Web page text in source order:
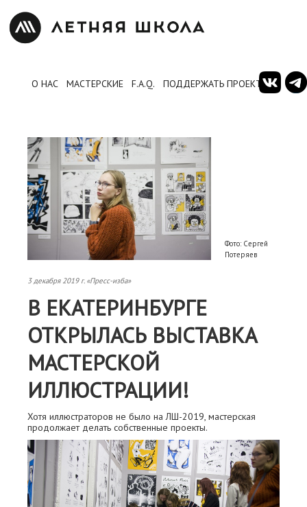
О НАС МАСТЕРСКИЕ F.A.Q. ПОДДЕРЖАТЬ ПРОЕКТ
Фото: Сергей
Потеряев
3 декабря 2019 г. «Пресс-изба»
В ЕКАТЕРИНБУРГЕ
ОТКРЫЛАСЬ ВЫСТАВКА
МАСТЕРСКОЙ
ИЛЛЮСТРАЦИИ!
Хотя иллюстраторов не было на ЛШ-2019, мастерская
продолжает делать собственные проекты.